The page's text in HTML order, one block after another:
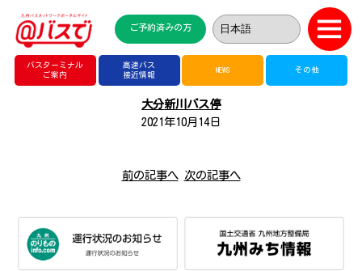
ご予約済みの方
バスターミナル
ご案内
高速バス
接近情報
NEWS その他
大分新川バス停
2021年10月14日
前の記事へ 次の記事へ